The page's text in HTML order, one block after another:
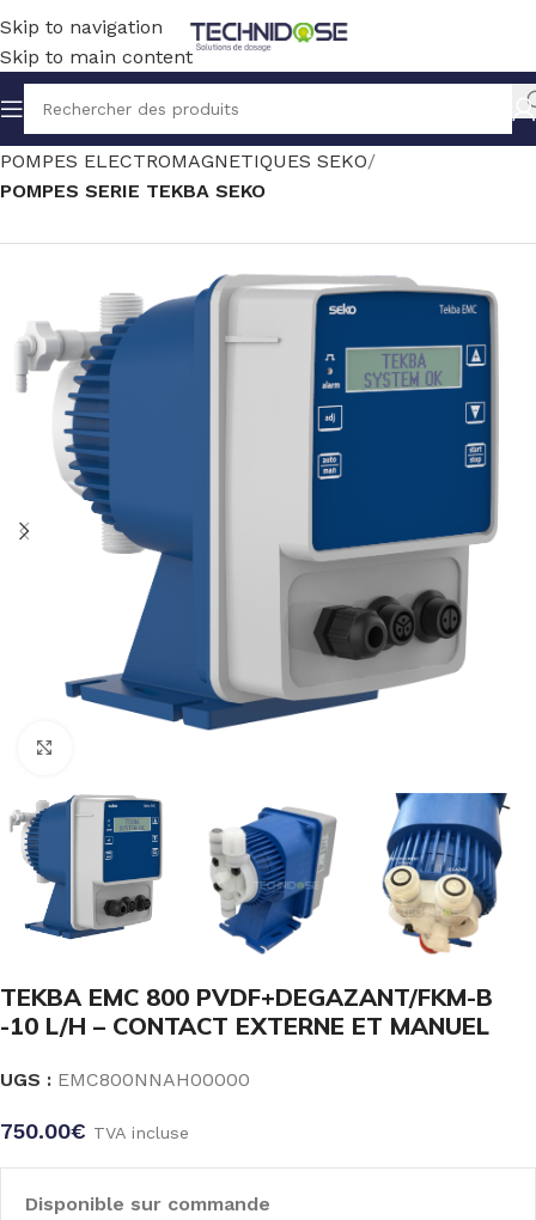
Skip to navigation
Skip to main content
Accueil TRAITEMENT EAU DOSAGE
POMPES ELECTROMAGNETIQUES SEKO
POMPES SERIE TEKBA SEKO
TEKBA EMC 800 PVDF+DEGAZANT/FKM-B
-10 L/H – CONTACT EXTERNE ET MANUEL
UGS : EMC800NNAH00000
750.00€ TVA incluse
Disponible sur commande